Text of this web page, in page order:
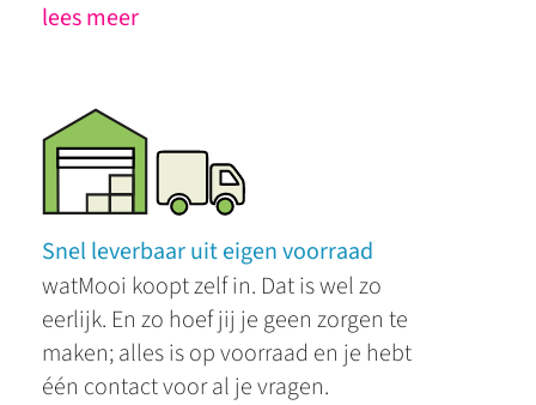
lees meer
Snel leverbaar uit eigen voorraad
watMooi koopt zelf in. Dat is wel zo
eerlijk. En zo hoef jij je geen zorgen te
maken; alles is op voorraad en je hebt
één contact voor al je vragen.